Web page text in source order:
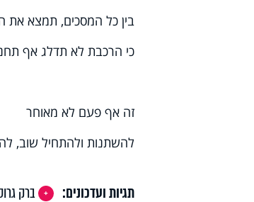
בין כל המסכים, תמצא את
כי הרכבת לא תדלג אף
זה אף פעם לא מאוחר
להשתנות ולהתחיל שוב,
תגיות ועדכונים: ברק